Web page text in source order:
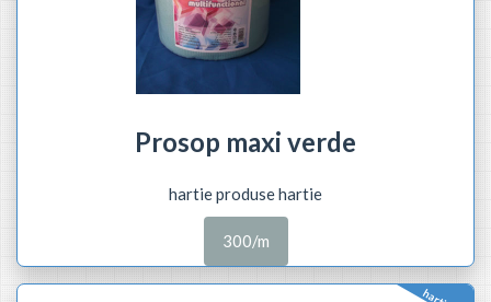
Prosop maxi verde
hartie produse hartie
300/m